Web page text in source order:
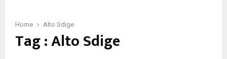
Home Alto Sdige
Tag : Alto Sdige